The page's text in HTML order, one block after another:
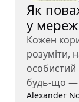
Як
у
Кожен
розуміти,
особистий
будь-що —
Alexander